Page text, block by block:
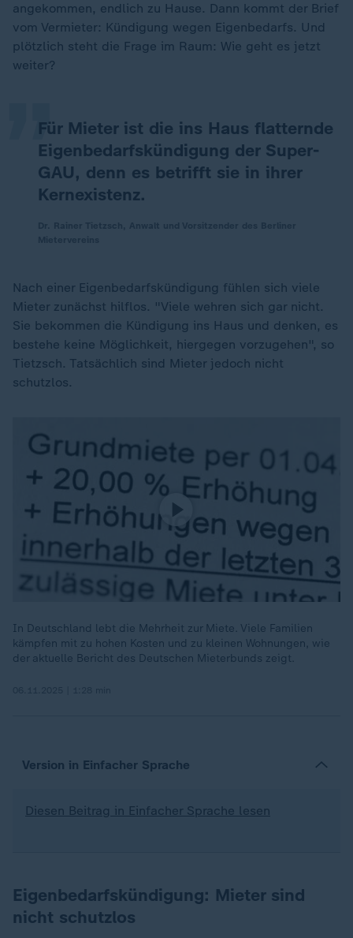
angekommen, endlich zu Hause. Dann kommt der Brief
vom Vermieter: Kündigung wegen Eigenbedarfs. Und
plötzlich steht die Frage im Raum: Wie geht es jetzt
weiter?
Für Mieter ist die ins Haus flatternde
Eigenbedarfskündigung der Super-
GAU, denn es betrifft sie in ihrer
Kernexistenz.
„
Nach einer Eigenbedarfskündigung fühlen sich viele
Mieter zunächst hilflos. "Viele wehren sich gar nicht.
Sie bekommen die Kündigung ins Haus und denken, es
bestehe keine Möglichkeit, hiergegen vorzugehen", so
Tietzsch. Tatsächlich sind Mieter jedoch nicht
schutzlos.
In Deutschland lebt die Mehrheit zur Miete. Viele Familien
kämpfen mit zu hohen Kosten und zu kleinen Wohnungen, wie
der aktuelle Bericht des Deutschen Mieterbunds zeigt.
Version in Einfacher Sprache
Diesen Beitrag in Einfacher Sprache lesen
Eigenbedarfskündigung: Mieter sind
nicht schutzlos